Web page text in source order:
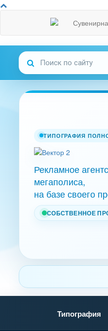
ТИПОГРАФИЯ
Рекламное
мегаполиса,
на базе своего
СОБСТВЕННОЕ
Типография